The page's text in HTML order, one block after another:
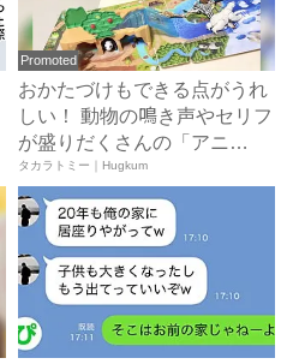
Promoted
おかたづけもできる点がうれ
しい！ 動物の鳴き声やセリフ
が盛りだくさんの「アニ
ア ...
タカラトミー｜Hugkum